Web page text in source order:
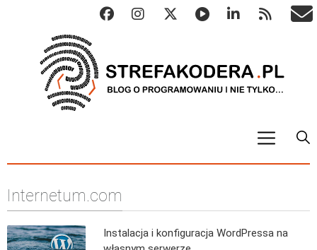
Metody numeryczne
Internetum.com
Instalacja i konfiguracja WordPressa na